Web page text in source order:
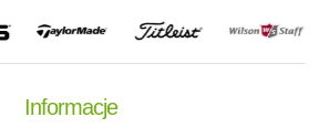
Informacje